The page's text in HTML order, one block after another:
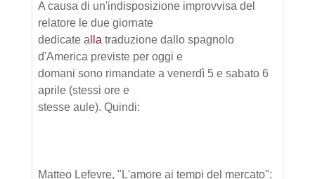
A causa di un'indisposizione improvvisa del
relatore le due giornate
dedicate a lla traduzione dallo spagnolo
d'America previste per oggi e
domani sono rimandate a venerdì 5 e sabato 6
aprile (stessi ore e
stesse aule). Quindi:
Matteo Lefevre, "L'amore ai tempi del mercato":